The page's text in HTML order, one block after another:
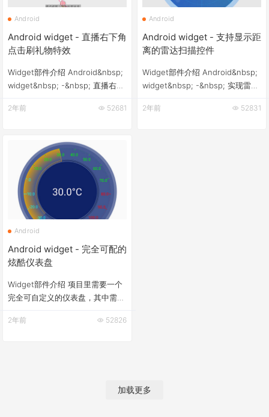
Android
Android widget - 直播右下角
点击刷礼物特效
Widget部件介绍 Android&nbsp;
widget&nbsp; -&nbsp; 直播右下
点击锚点视图，添加礼物。新添加
件架构 Android 礼物动画特效 使
用说明及Demo 1.&nbsp; 主
Activity布局XML里添加
FavorLayout以及锚点
2年前 52681
Android
Android widget - 支持显示距
离的雷达扫描控件
Widget部件介绍 Android&nbsp;
widget&nbsp; -&nbsp; 实现雷达
测到的物体距离，距离越近，点的
2年前 52831
Android
Android widget - 完全可配的
炫酷仪表盘
Widget部件介绍 项目里需要一个
完全可自定义的仪表盘，其中需要
为例，0°C以下用蓝色刻度，70°C
2年前 52826
加载更多